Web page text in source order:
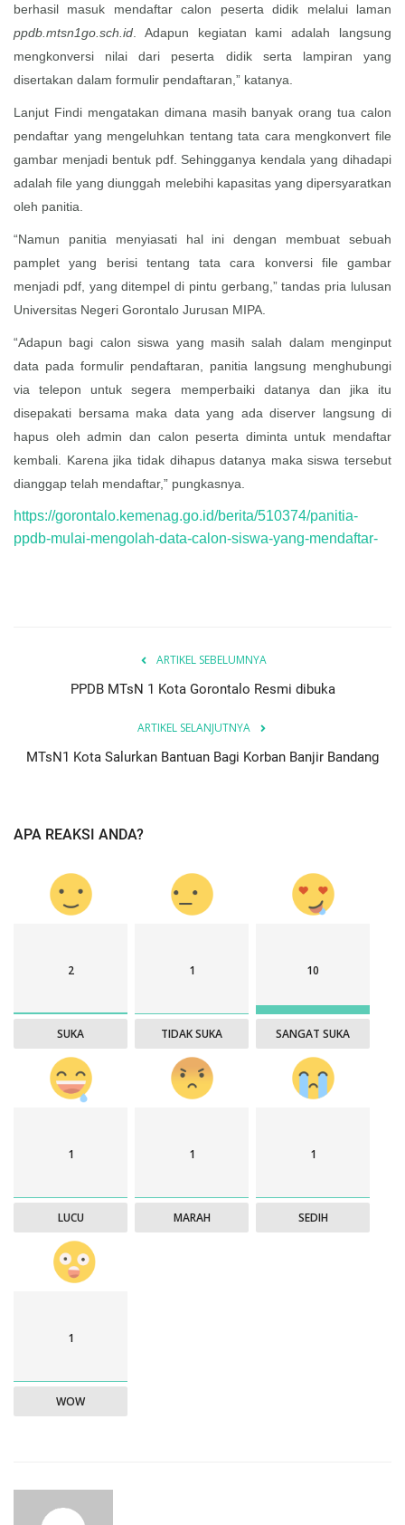
berhasil masuk mendaftar calon peserta didik melalui laman
ppdb. mtsn1go.sch.id . Adapun kegiatan kami adalah langsung
mengkonversi nilai dari peserta didik serta lampiran yang
disertakan dalam formulir pendaftaran,” katanya.
Lanjut Findi mengatakan dimana masih banyak orang tua calon
pendaftar yang mengeluhkan tentang tata cara mengkonvert file
gambar menjadi bentuk pdf. Sehingganya kendala yang dihadapi
adalah file yang diunggah melebihi kapasitas yang dipersyaratkan
oleh panitia.
“Namun panitia menyiasati hal ini dengan membuat sebuah
pamplet yang berisi tentang tata cara konversi file gambar
menjadi pdf, yang ditempel di pintu gerbang,” tandas pria lulusan
Universitas Negeri Gorontalo Jurusan MIPA.
“Adapun bagi calon siswa yang masih salah dalam menginput
data pada formulir pendaftaran, panitia langsung menghubungi
via telepon untuk segera memperbaiki datanya dan jika itu
disepakati bersama maka data yang ada diserver langsung di
hapus oleh admin dan calon peserta diminta untuk mendaftar
kembali. Karena jika tidak dihapus datanya maka siswa tersebut
dianggap telah mendaftar,” pungkasnya.
https://gorontalo.kemenag.go.id/berita/510374/panitia-
ppdb-mulai-mengolah-data-calon-siswa-yang-mendaftar-
ARTIKEL SEBELUMNYA
PPDB MTsN 1 Kota Gorontalo Resmi dibuka
ARTIKEL SELANJUTNYA
MTsN1 Kota Salurkan Bantuan Bagi Korban Banjir Bandang
APA REAKSI ANDA?
2
SUKA
1
TIDAK SUKA
10
SANGAT SUKA
1
LUCU
1
MARAH
1
SEDIH
1
WOW